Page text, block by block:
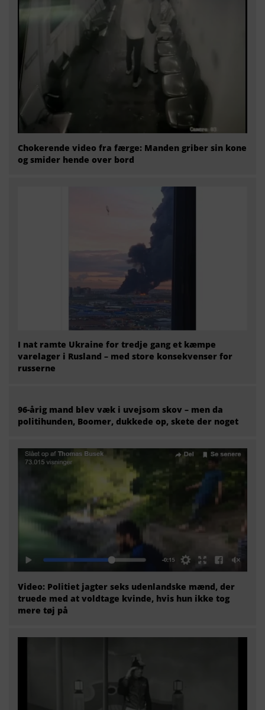
Chokerende video fra færge: Manden griber sin kone
og smider hende over bord
I nat ramte Ukraine for tredje gang et kæmpe
varelager i Rusland – med store konsekvenser for
russerne
96-årig mand blev væk i uvejsom skov – men da
politihunden, Boomer, dukkede op, skete der noget
Video: Politiet jagter seks udenlandske mænd, der
truede med at voldtage kvinde, hvis hun ikke tog
mere tøj på